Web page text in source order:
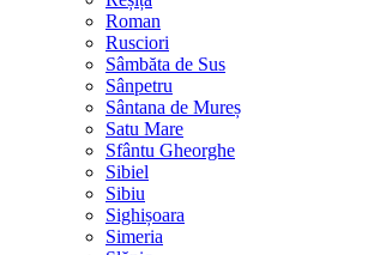
Roman
Rusciori
Sâmbăta de Sus
Sânpetru
Sântana de Mureș
Satu Mare
Sfântu Gheorghe
Sibiel
Sibiu
Sighișoara
Simeria